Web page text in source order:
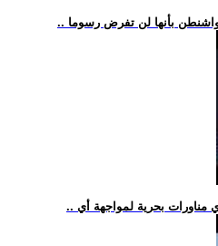
واشنطن بأنها لن تفرض رسوما
مناورات بحرية لمواجهة أي